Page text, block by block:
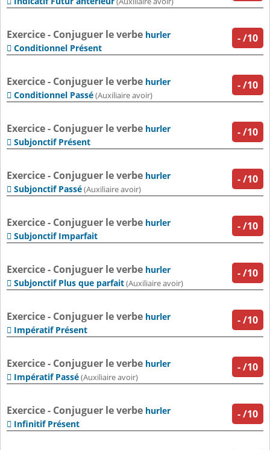
-/10
Exercice - Conjuguer le verbe hurler
 Conditionnel Présent
-/10
Exercice - Conjuguer le verbe hurler
 Conditionnel Passé(Auxiliaire avoir)
-/10
Exercice - Conjuguer le verbe hurler
 Subjonctif Présent
-/10
Exercice - Conjuguer le verbe hurler
 Subjonctif Passé(Auxiliaire avoir)
-/10
Exercice - Conjuguer le verbe hurler
 Subjonctif Imparfait
-/10
Exercice - Conjuguer le verbe hurler
 Subjonctif Plus que parfait(Auxiliaire avoir)
-/10
Exercice - Conjuguer le verbe hurler
 Impératif Présent
-/10
Exercice - Conjuguer le verbe hurler
 Impératif Passé(Auxiliaire avoir)
-/10
Exercice - Conjuguer le verbe hurler
 Infinitif Présent